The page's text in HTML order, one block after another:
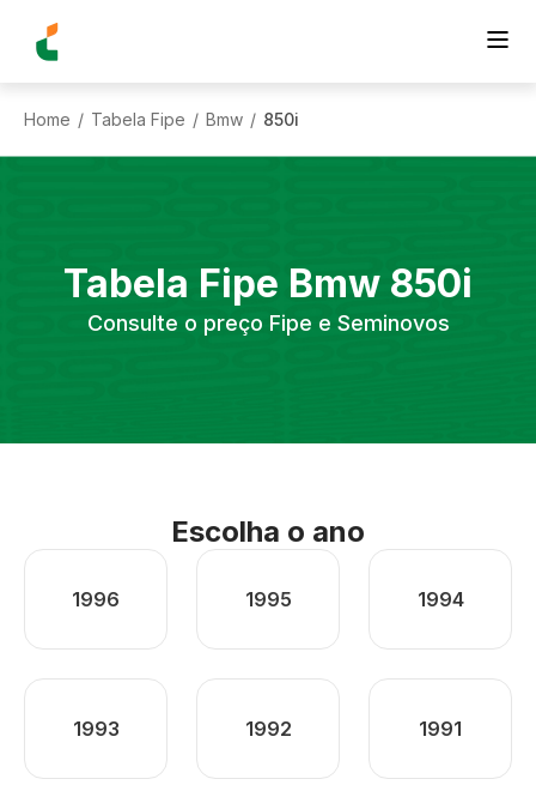
Home / Tabela Fipe / Bmw / 850i
Tabela Fipe Bmw 850i
Consulte o preço Fipe e Seminovos
Escolha o ano
1996 1995 1994
1993 1992 1991